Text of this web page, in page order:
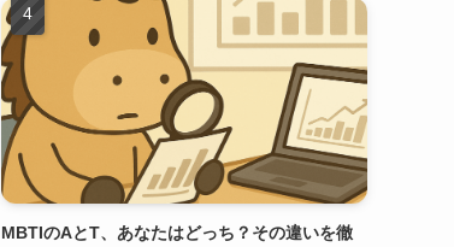
MBTIのAとT、あなたはどっち？その違いを徹